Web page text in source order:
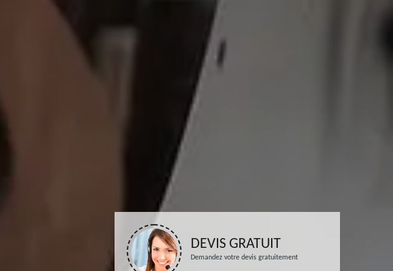
DEVIS GRATUIT
Demandez votre devis gratuitement